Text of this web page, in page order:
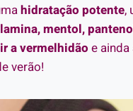
hidratação potente,
mentol,
a vermelhidão e
verão!